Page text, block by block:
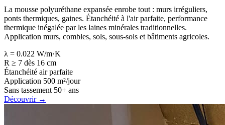
La mousse polyuréthane expansée enrobe tout : murs irréguliers,
ponts thermiques, gaines. Étanchéité à l'air parfaite, performance
thermique inégalée par les laines minérales traditionnelles.
Application murs, combles, sols, sous-sols et bâtiments agricoles.
λ = 0.022 W/m·K
R ≥ 7 dès 16 cm
Étanchéité air parfaite
Application 500 m²/jour
Sans tassement 50+ ans
Découvrir →